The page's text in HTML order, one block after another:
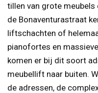
tillen van grote meubels
de Bonaventurastraat
liftschachten of
pianofortes en
komen er bij dit soort
meubellift naar buiten.
de adressen, de